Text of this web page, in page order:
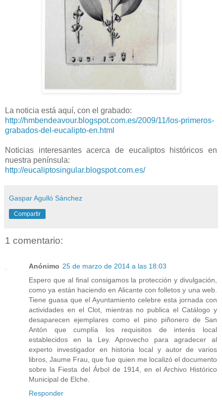
La noticia está aquí, con el grabado:
http://hmbendeavour.blogspot.com.es/2009/11/los-primeros-
grabados-del-eucalipto-en.html
Noticias interesantes acerca de eucaliptos históricos en
nuestra península:
http://eucaliptosingular.blogspot.com.es/
Gaspar Agulló Sánchez
Compartir
1 comentario:
Anónimo 25 de marzo de 2014 a las 18:03
Espero que al final consigamos la protección y divulgación,
como ya están haciendo en Alicante con folletos y una web.
Tiene guasa que el Ayuntamiento celebre esta jornada con
actividades en el Clot, mientras no publica el Catálogo y
desaparecen ejemplares como el pino piñonero de San
Antón que cumplía los requisitos de interés local
establecidos en la Ley. Aprovecho para agradecer al
experto investigador en historia local y autor de varios
libros, Jaume Frau, que fue quien me localizó el documento
sobre la Fiesta del Árbol de 1914, en el Archivo Histórico
Municipal de Elche.
Responder